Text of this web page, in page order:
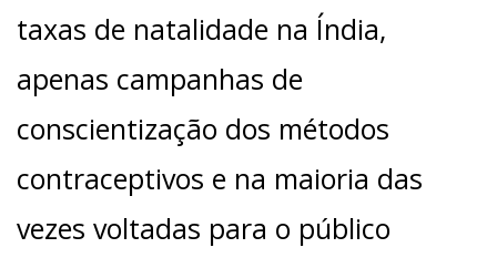
taxas de natalidade na Índia,
apenas campanhas de
conscientização dos métodos
contraceptivos e na maioria das
vezes voltadas para o público